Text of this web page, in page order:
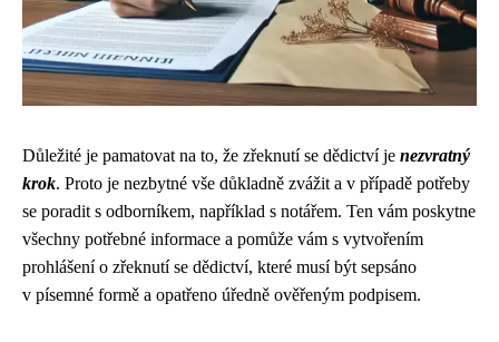
Důležité je pamatovat na to, že zřeknutí se dědictví je nezvratný
krok. Proto je nezbytné vše důkladně zvážit a v případě potřeby
se poradit s odborníkem, například s notářem. Ten vám poskytne
všechny potřebné informace a pomůže vám s vytvořením
prohlášení o zřeknutí se dědictví, které musí být sepsáno
v písemné formě a opatřeno úředně ověřeným podpisem.